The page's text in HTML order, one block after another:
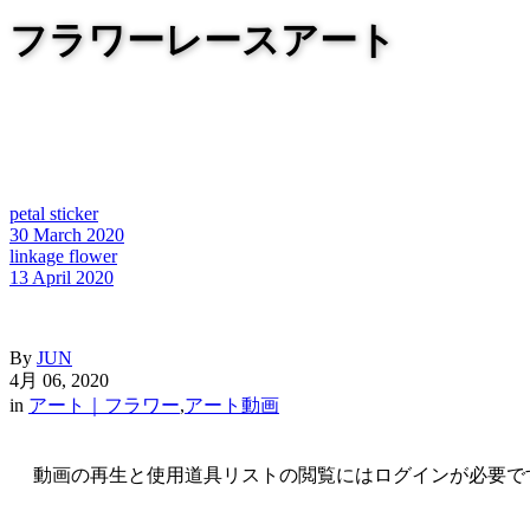
フラワーレースアート
petal sticker
30 March 2020
linkage flower
13 April 2020
By JUN
4月 06, 2020
in アート｜フラワー,アート動画
動画の再生と使用道具リストの閲覧にはログインが必要で